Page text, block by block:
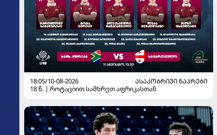
18:05/10-08-2026
ᲐᲡᲐᲙᲝᲑᲠᲘᲕᲘ ᲜᲐᲙᲠᲔᲑᲘ
18 წ. | როტაციით სამხრეთ აფრიკასთან